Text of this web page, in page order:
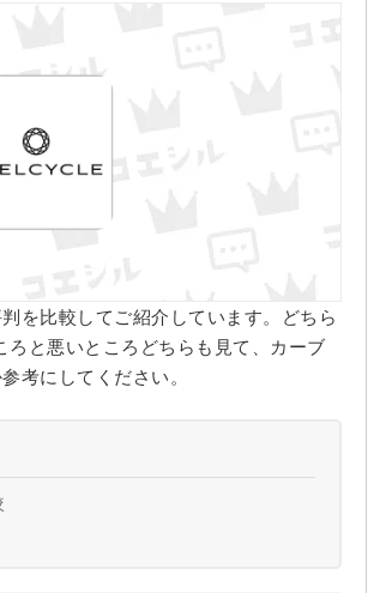
を比較してご紹介しています。どちら
と悪いところどちらも見て、カーブ
考にしてください。